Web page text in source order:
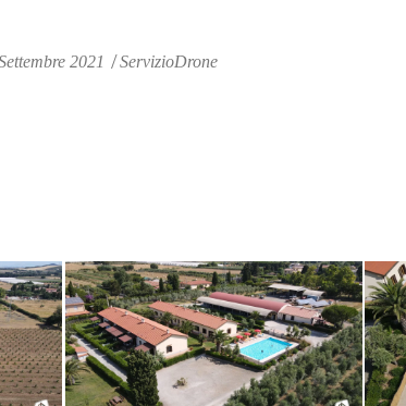
2021 ServizioDrone